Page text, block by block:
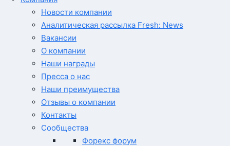
Новости компании
Аналитическая рассылка Fresh: News
Вакансии
О компании
Наши награды
Пресса о нас
Наши преимущества
Отзывы о компании
Контакты
Сообщества
Форекс форум